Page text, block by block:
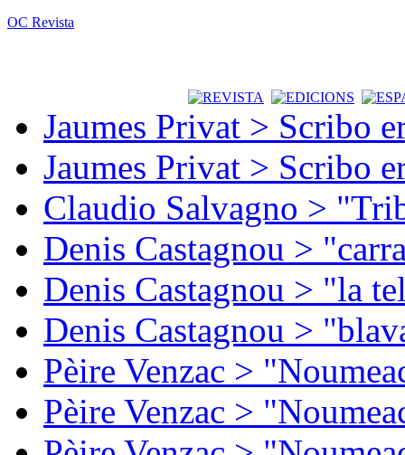
OC Revista
Jaumes Privat > Scribo
Jaumes Privat > Scribo
Claudio Salvagno >
Denis Castagnou >
Denis Castagnou > "la
Denis Castagnou >
Pèire Venzac >
Pèire Venzac >